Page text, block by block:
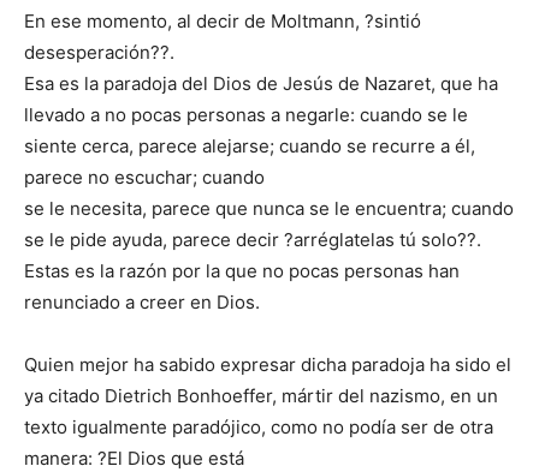
En ese momento, al decir de Moltmann, ?sintió
desesperación??.
Esa es la paradoja del Dios de Jesús de Nazaret, que ha
llevado a no pocas personas a negarle: cuando se le
siente cerca, parece alejarse; cuando se recurre a él,
parece no escuchar; cuando
se le necesita, parece que nunca se le encuentra; cuando
se le pide ayuda, parece decir ?arréglatelas tú solo??.
Estas es la razón por la que no pocas personas han
renunciado a creer en Dios.
Quien mejor ha sabido expresar dicha paradoja ha sido el
ya citado Dietrich Bonhoeffer, mártir del nazismo, en un
texto igualmente paradójico, como no podía ser de otra
manera: ?El Dios que está